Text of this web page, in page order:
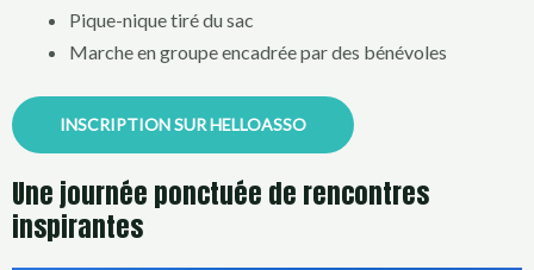
Pique-nique tiré du sac
Marche en groupe encadrée par des bénévoles
INSCRIPTION SUR HELLOASSO
Une journée ponctuée de rencontres
inspirantes